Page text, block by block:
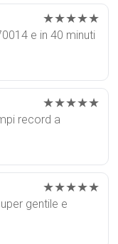
★★★★★
e in 40 minuti
★★★★★
record a
★★★★★
gentile e